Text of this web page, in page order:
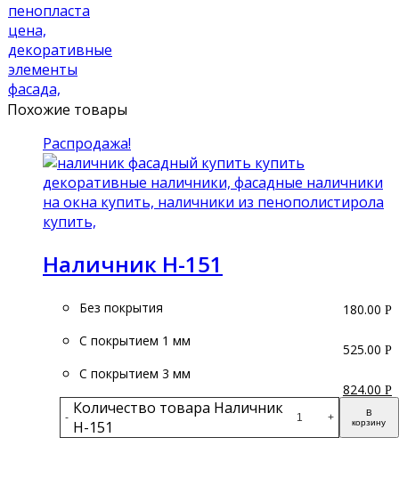
Похожие товары
Распродажа!
Наличник Н-151
Без покрытия
С покрытием 1 мм
С покрытием 3 мм
- Количество товара Наличник
Н-151
+
В
корзину
180.00 Р
525.00 Р
824.00 Р